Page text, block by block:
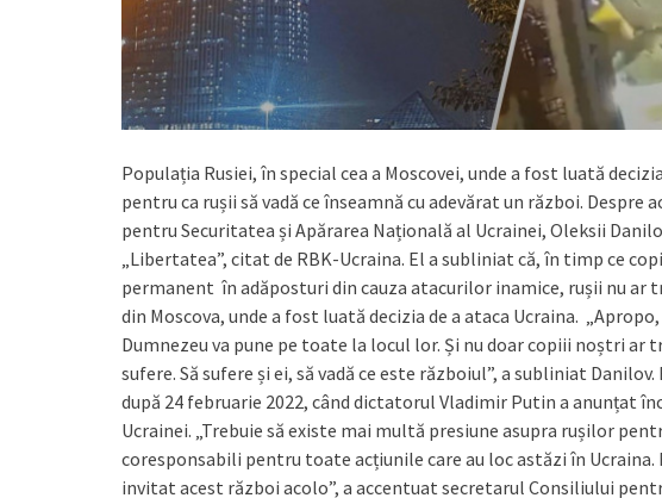
Populația Rusiei, în special cea a Moscovei, unde a fost luată
pentru ca rușii să vadă ce înseamnă cu adevărat un război.
pentru Securitatea și Apărarea Națională al Ucrainei, Oleksii
„Libertatea”, citat de RBK-Ucraina. El a subliniat că, în timp ce
permanent în adăposturi din cauza atacurilor inamice, rușii nu ar
din Moscova, unde a fost luată decizia de a ataca Ucraina.
Dumnezeu va pune pe toate la locul lor. Și nu doar copiii noștri ar
sufere. Să sufere și ei, să vadă ce este războiul”, a subliniat
după 24 februarie 2022, când dictatorul Vladimir Putin a anunțat
Ucrainei. „Trebuie să existe mai multă presiune asupra rușilor
coresponsabili pentru toate acțiunile care au loc astăzi în Ucraina.
invitat acest război acolo”, a accentuat secretarul Consiliului